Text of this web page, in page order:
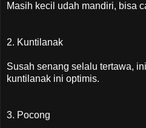
Masih kecil udah mandiri, bisa
2. Kuntilanak
Susah senang selalu tertawa,
kuntilanak ini optimis.
3. Pocong